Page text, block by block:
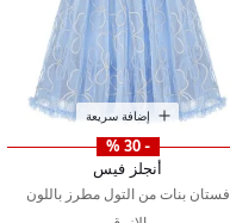
إضافة سريعة
- 30 %
أنجلز فيس
فستان بنات من التول مطرز باللون